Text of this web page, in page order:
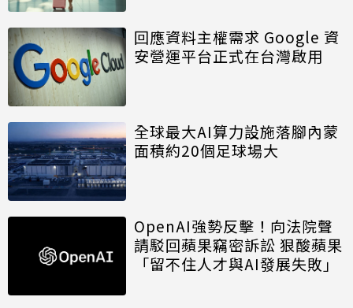
回應資料主權需求 Google 資
安營運平台正式在台灣啟用
全球最大AI算力設施落腳內蒙
面積約20個足球場大
OpenAI強勢反擊！向法院聲
請駁回蘋果竊密訴訟 狠酸蘋果
「留不住人才與AI發展失敗」